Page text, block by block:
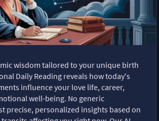
wisdom tailored to your unique birth
Daily Reading reveals how today's
influence your love life, career,
well-being. No generic
precise, personalized insights based on